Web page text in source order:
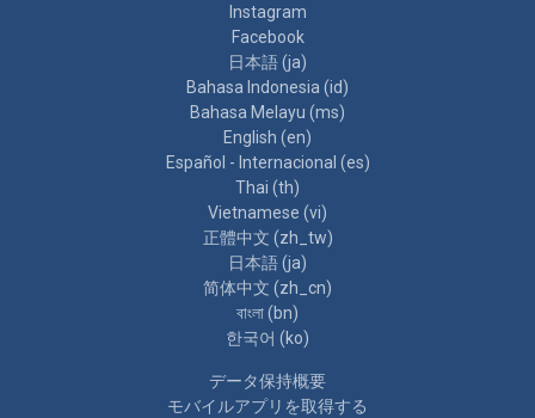
Instagram
Facebook
日本語 ‎(ja)‎
Bahasa Indonesia ‎(id)‎
Bahasa Melayu ‎(ms)‎
English ‎(en)‎
Español - Internacional ‎(es)‎
Thai ‎(th)‎
Vietnamese ‎(vi)‎
正體中文 ‎(zh_tw)‎
日本語 ‎(ja)‎
简体中文 ‎(zh_cn)‎
বাংলা ‎(bn)‎
한국어 ‎(ko)‎
データ保持概要
モバイルアプリを取得する